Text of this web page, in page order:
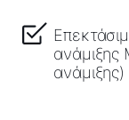
ανάμιξης)